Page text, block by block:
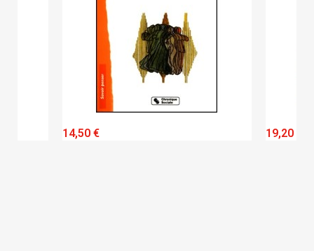
14,50 € 19,20 €